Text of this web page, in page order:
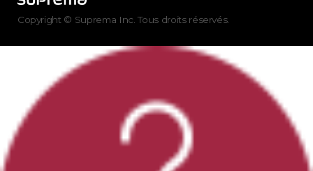
Copyright © Suprema Inc. Tous droits réservés.